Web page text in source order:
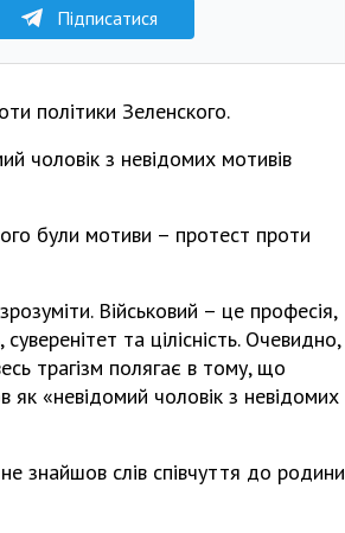
Підписатися
політики Зеленского.
чоловік з невідомих мотивів
були мотиви – протест проти
Військовий – це професія,
та цілісність. Очевидно,
трагізм полягає в тому, що
як «невідомий чоловік з невідомих
знайшов слів співчуття до родини